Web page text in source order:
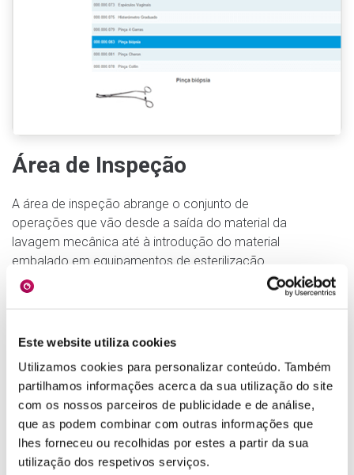
Este website utiliza cookies
Utilizamos cookies para personalizar conteúdo. Também
partilhamos informações acerca da sua utilização do site
com os nossos parceiros de publicidade e de análise,
que as podem combinar com outras informações que
lhes forneceu ou recolhidas por estes a partir da sua
utilização dos respetivos serviços.
Área de Inspeção
A área de inspeção abrange o conjunto de
operações que vão desde a saída do material da
lavagem mecânica até à introdução do material
embalado em equipamentos de esterilização.
Principais funcionalidades:
→ Indicação de cargas provenientes da
→ Indicação de prioridades de operação;
→
Atribuição de filas de trabalho para inspecção,
contagem e embalagem;
→ Consulta de Instruções de inspecção e
montagem;
→ Configuração de prazos de validade;
→ Validação de programas de esterilização;